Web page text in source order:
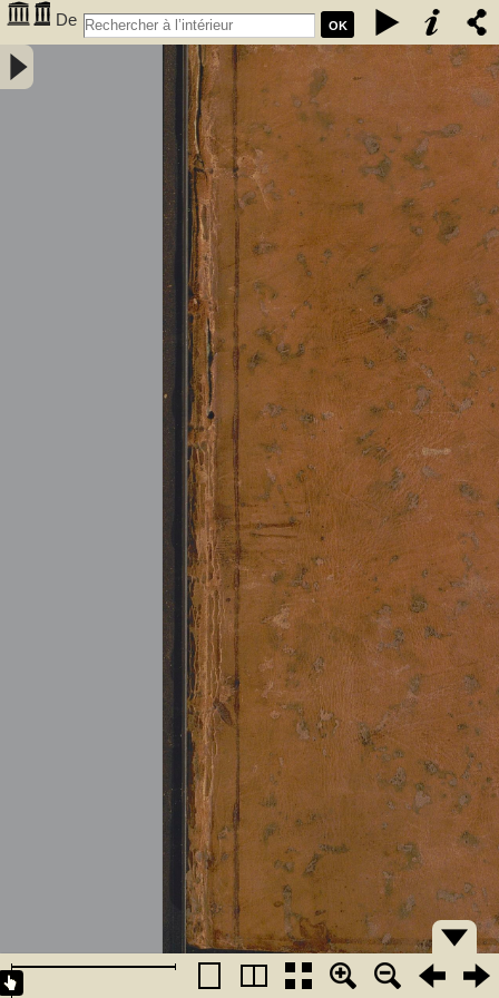
OK
De
l'électricité des végétaux : ouvrage dans lequel on traite de
l'électricité de l'atmosphere sur les plantes, de ses effets sur
l'économie des végétaux, de leurs vertus médico & nutritivo-
électriques, & principalement des moyens de pratique de l'appliquer
utilement à l'agriculture, avec l'invention d'un électro-végétometre .
Avec figures en taille-douce. Par M. l'Abbé Bertholon, de S. Lazare,
professeur de physique expérimentale des états généraux de la
province de Languedoc ... - Bertholon, Pierre Nicolas (abbé ; 1742-